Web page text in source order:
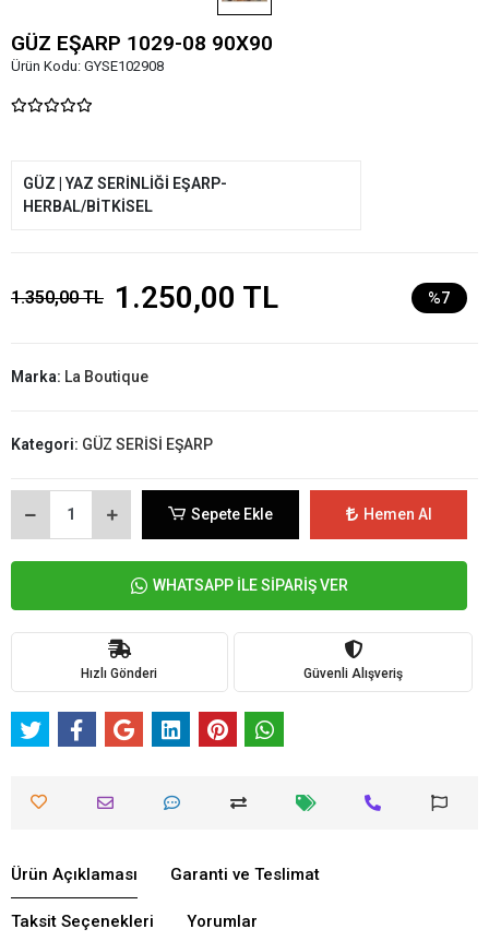
GÜZ EŞARP 1029-08 90X90
Ürün Kodu: GYSE102908
GÜZ | YAZ SERİNLİĞİ EŞARP-
HERBAL/BİTKİSEL
1.350,00 TL 1.250,00 TL %7
Marka: La Boutique
Kategori: GÜZ SERİSİ EŞARP
Sepete Ekle Hemen Al
WHATSAPP İLE SİPARİŞ VER
Hızlı Gönderi Güvenli Alışveriş
Ürün Açıklaması Garanti ve Teslimat
Taksit Seçenekleri Yorumlar